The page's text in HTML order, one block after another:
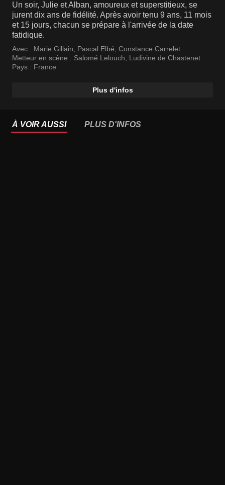
Un soir, Julie et Alban, amoureux et superstitieux, se
jurent dix ans de fidélité. Après avoir tenu 9 ans, 11 mois
et 15 jours, chacun se prépare à l'arrivée de la date
fatidique.
Avec : Marie Gillain, Pascal Elbé, Constance Carrelet
Metteur en scène : Salomé Lelouch, Ludivine de Chastenet
Pays : France
Plus d'infos
À VOIR AUSSI PLUS D'INFOS